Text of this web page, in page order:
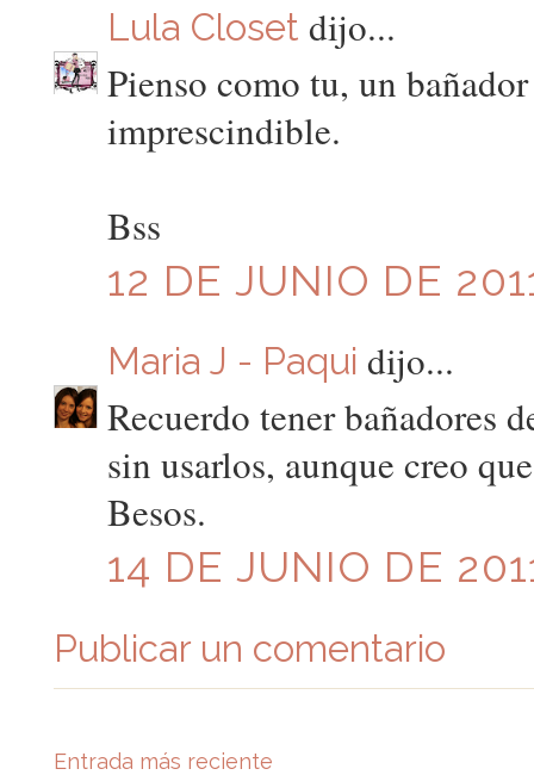
Lula Closet dijo...
Pienso como tu, un
imprescindible.
Bss
12 DE JUNIO DE
Maria J - Paqui dijo...
Recuerdo tener bañadores
sin usarlos, aunque creo
Besos.
14 DE JUNIO DE
Publicar un comentario
Entrada más reciente